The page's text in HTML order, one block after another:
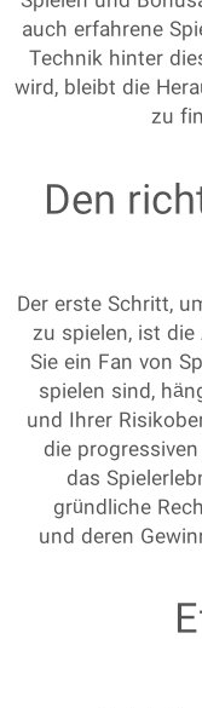
auch erfahrene
Technik hinter
wird, bleibt die
zu
Den
Der erste Schritt,
zu spielen, ist
Sie ein Fan von
spielen sind,
und Ihrer
die
das
gründliche
und deren